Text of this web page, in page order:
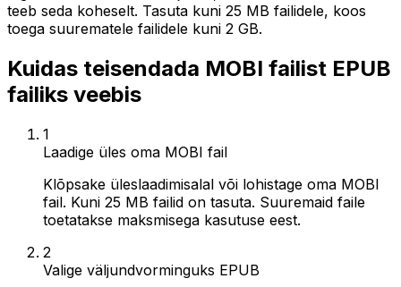
teeb seda koheselt. Tasuta kuni 25 MB failidele, koos
toega suurematele failidele kuni 2 GB.
Kuidas teisendada MOBI failist EPUB
failiks veebis
1
Laadige üles oma MOBI fail
Klõpsake üleslaadimisalal või lohistage oma MOBI
fail. Kuni 25 MB failid on tasuta. Suuremaid faile
toetatakse maksmisega kasutuse eest.
2
Valige väljundvorminguks EPUB